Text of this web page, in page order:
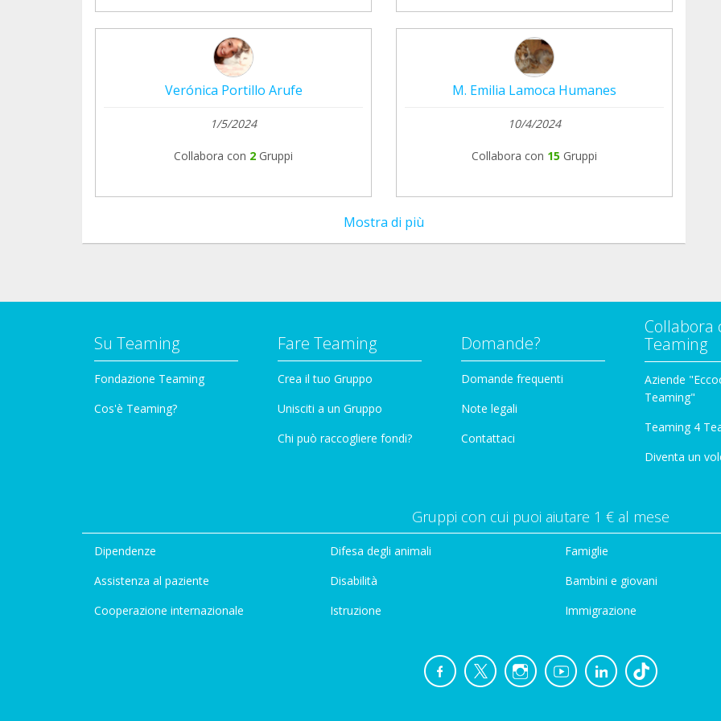
Verónica Portillo Arufe
1/5/2024
Collabora con 2 Gruppi
M. Emilia Lamoca Humanes
10/4/2024
Collabora con 15 Gruppi
Mostra di più
Su Teaming
Fondazione Teaming
Cos'è Teaming?
Fare Teaming
Crea il tuo Gruppo
Unisciti a un Gruppo
Chi può raccogliere fondi?
Domande?
Domande frequenti
Note legali
Contattaci
Collabora
Teaming
Aziende
Teaming"
Teaming 4
Diventa un
Gruppi con cui puoi aiutare 1 € al mese
Dipendenze
Assistenza al paziente
Cooperazione internazionale
Difesa degli animali
Disabilità
Istruzione
Famiglie
Bambini e giovani
Immigrazione